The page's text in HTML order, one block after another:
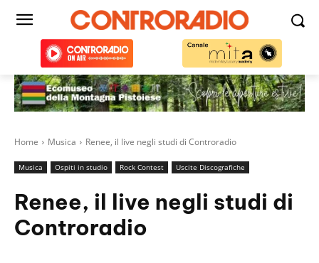
Home Musica Renee, il live negli studi di Controradio
Musica Ospiti in studio Rock Contest Uscite Discografiche
Renee, il live negli studi di
Controradio